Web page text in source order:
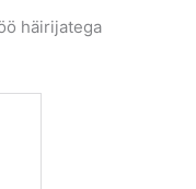
häirijatega